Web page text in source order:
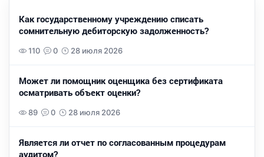
Как государственному учреждению списать
сомнительную дебиторскую задолженность?
110 0 28 июля 2026
Может ли помощник оценщика без сертификата
осматривать объект оценки?
89 0 28 июля 2026
Является ли отчет по согласованным процедурам
аудитом?